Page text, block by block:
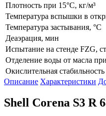
Плотность при 15°C, кг/м³
Температура вспышки в
Температура застывания, °C
Деаэрация, мин
Испытание на стенде FZG,
Отделение воды от масла
Окислительная
Описание Характеристики
Shell Corena S3 R